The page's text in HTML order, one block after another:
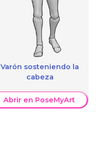
Varón sosteniendo la
cabeza
Abrir en PoseMyArt